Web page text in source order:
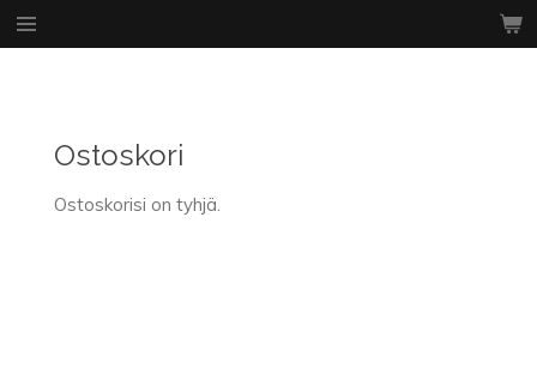
Siirry
pääsisältöön
Ostoskori
Ostoskorisi on tyhjä.